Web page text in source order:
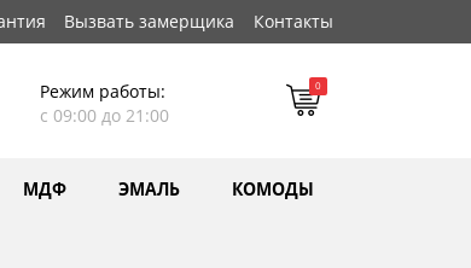
Вызвать замерщика Контакты
Режим работы:
с 09:00 до 21:00
0
МДФ ЭМАЛЬ КОМОДЫ